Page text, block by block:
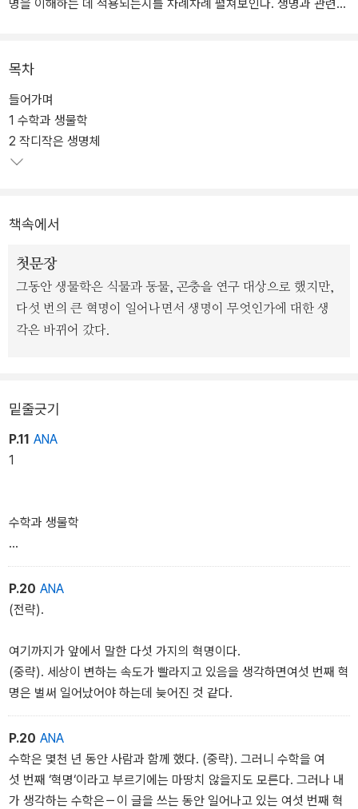
명을 이해하는 데 적용되는지를 차례차례 펼쳐보인다. 생명과 관련된
tical biology)과 관련된 것이다. 주류 수리 생물학에서는 복잡한 생
명 과정을 조직하는 합성 분자의 구조와 기능, 바이러스의 형태, 이 땅
에 가지각색의 생명을 낳게 했고 지금도 진행 중인 진화 게임, 신경계
와 뇌의 작용, 생태계의 역학들을 연구한다.
목차
들어가며
1 수학과 생물학
2 작디작은 생명체
책속에서
첫문장
그동안 생물학은 식물과 동물, 곤충을 연구 대상으로 했지만,
다섯 번의 큰 혁명이 일어나면서 생명이 무엇인가에 대한 생
각은 바뀌어 갔다.
밑줄긋기
P.11 ANA
1
수학과 생물학
그동안 생물학은 식물과 동물, 곤충을 연구 대상으로 했지만, 다섯 번
의 큰 혁명이 일어나면서 생명이 무엇인가에 대한 생각은 바뀌어 갔
여섯 번째 혁명은 아직 진행 중이다.
P.20 ANA
(전략).
여기까지가 앞에서 말한 다섯 가지의 혁명이다.
(중략). 세상이 변하는 속도가 빨라지고 있음을 생각하면여섯 번째 혁
명은 벌써 일어났어야 하는데 늦어진 것 같다.
P.20 ANA
수학은 몇천 년 동안 사람과 함께 했다. (중략). 그러니 수학을 여
섯 번째 ‘혁명‘이라고 부르기에는 마땅치 않을지도 모른다. 그러나 내
가 생각하는 수학은－이 글을 쓰는 동안 일어나고 있는 여섯 번째 혁